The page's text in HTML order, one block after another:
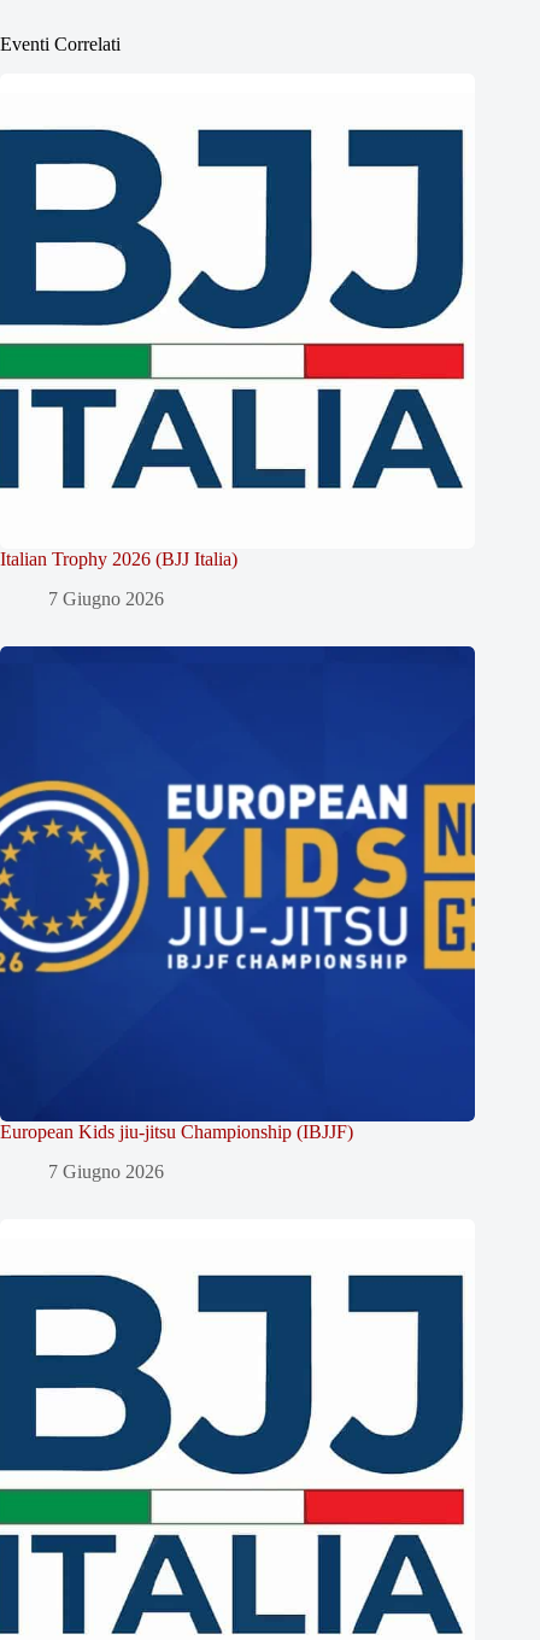
Eventi Correlati
Italian Trophy 2026 (BJJ Italia)
7 Giugno 2026
European Kids jiu-jitsu Championship (IBJJF)
7 Giugno 2026